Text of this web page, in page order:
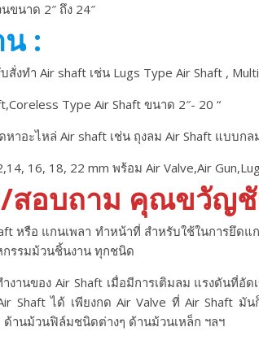
ขนาด 2″ ถึง 24″
น :
สั่งทํา Air shaft เช่น Lugs Type Air Shaft ,
Type Air Shaft ขนาด 2″- 20 “
หาอะไหล่ Air shaft เช่น ถุงลม Air Shaft แบบก
16, 18, 22 mm พร้อม Air Valve,Air
สอบถาม คุณขวัญชั
หรือ แกนเพลา ทําหน้าที่ สําหรับใช้ในการยึ
กรรมม้วนชิ้นงาน ทุกชนิด
ง Air Shaft เมื่อมีการเติมลม แรงดันที่อัดเ
Shaft ได้ เพียงกด Air Valve ที่ Air Shaft มั
ด้านม้วนฟิล์มชนิดต่างๆ ด้านม้วนเหล็ก ฯลฯ